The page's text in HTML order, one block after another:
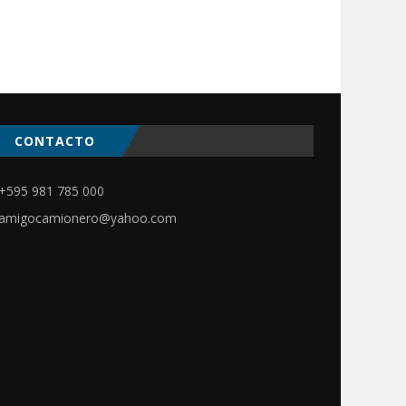
CONTACTO
+595 981 785 000
amigocamionero@yahoo.com